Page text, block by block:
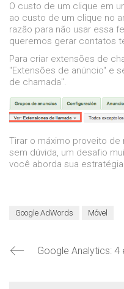
O custo de um clique em
ao custo de um clique no
razão para não usar essa
queremos gerar contatos
Para criar extensões de
"Extensões de anúncio" e
de chamada".
Tirar o máximo proveito de
sem dúvida, um desafio
você aborda sua
Google AdWords Móvel